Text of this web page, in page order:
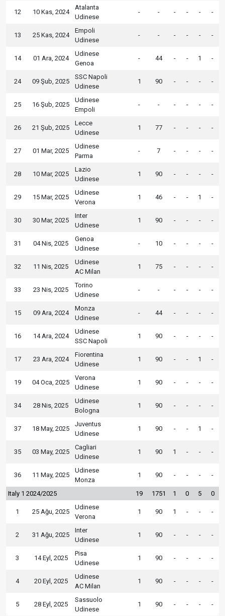
12 10 Kas, 2024
Atalanta
Udinese
- - - - - -
13 25 Kas, 2024
Empoli
Udinese
- - - - - -
14 01 Ara, 2024
Udinese
Genoa
- 44 - - 1 -
24 09 Şub, 2025
SSC Napoli
Udinese
1 90 - - - -
25 16 Şub, 2025
Udinese
Empoli
- - - - - -
26 21 Şub, 2025
Lecce
Udinese
1 77 - - - -
27 01 Mar, 2025
Udinese
Parma
- 7 - - - -
28 10 Mar, 2025
Lazio
Udinese
1 90 - - - -
29 15 Mar, 2025
Udinese
Verona
1 46 - - 1 -
30 30 Mar, 2025
Inter
Udinese
1 90 - - - -
31 04 Nis, 2025
Genoa
Udinese
- 10 - - - -
32 11 Nis, 2025
Udinese
AC Milan
1 75 - - - -
33 23 Nis, 2025
Torino
Udinese
- - - - - -
15 09 Ara, 2024
Monza
Udinese
- 44 - - - -
16 14 Ara, 2024
Udinese
SSC Napoli
1 90 - - - -
17 23 Ara, 2024
Fiorentina
Udinese
1 90 - - 1 -
19 04 Oca, 2025
Verona
Udinese
1 90 - - - -
34 28 Nis, 2025
Udinese
Bologna
1 90 - - - -
37 18 May, 2025
Juventus
Udinese
1 90 - - 1 -
35 03 May, 2025
Cagliari
Udinese
1 90 1 - - -
36 11 May, 2025
Udinese
Monza
1 90 - - - -
Italy 1 2024/2025 19 1751 1 0 5 0
1 25 Ağu, 2025
Udinese
Verona
1 90 1 - - -
2 31 Ağu, 2025
Inter
Udinese
1 90 - - - -
3 14 Eyl, 2025
Pisa
Udinese
1 90 - - - -
4 20 Eyl, 2025
Udinese
AC Milan
1 90 - - - -
5 28 Eyl, 2025
Sassuolo
Udinese
1 90 - - - -